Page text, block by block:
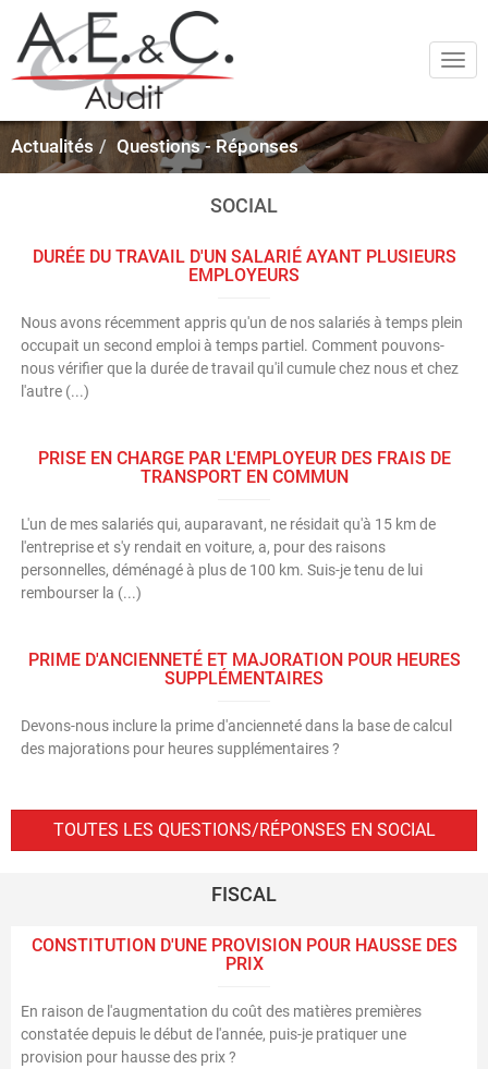
Actualités Questions - Réponses
SOCIAL
DURÉE DU TRAVAIL D'UN SALARIÉ AYANT PLUSIEURS
EMPLOYEURS
Nous avons récemment appris qu'un de nos salariés à temps plein
occupait un second emploi à temps partiel. Comment pouvons-
nous vérifier que la durée de travail qu'il cumule chez nous et chez
l'autre (...)
PRISE EN CHARGE PAR L'EMPLOYEUR DES FRAIS DE
TRANSPORT EN COMMUN
L'un de mes salariés qui, auparavant, ne résidait qu'à 15 km de
l'entreprise et s'y rendait en voiture, a, pour des raisons
personnelles, déménagé à plus de 100 km. Suis-je tenu de lui
rembourser la (...)
PRIME D'ANCIENNETÉ ET MAJORATION POUR HEURES
SUPPLÉMENTAIRES
Devons-nous inclure la prime d'ancienneté dans la base de calcul
des majorations pour heures supplémentaires ?
TOUTES LES QUESTIONS/RÉPONSES EN SOCIAL
FISCAL
CONSTITUTION D'UNE PROVISION POUR HAUSSE DES
PRIX
En raison de l'augmentation du coût des matières premières
constatée depuis le début de l'année, puis-je pratiquer une
provision pour hausse des prix ?